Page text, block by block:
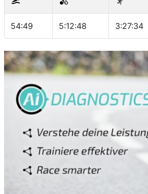
54:49 5:12:48 3:27:34